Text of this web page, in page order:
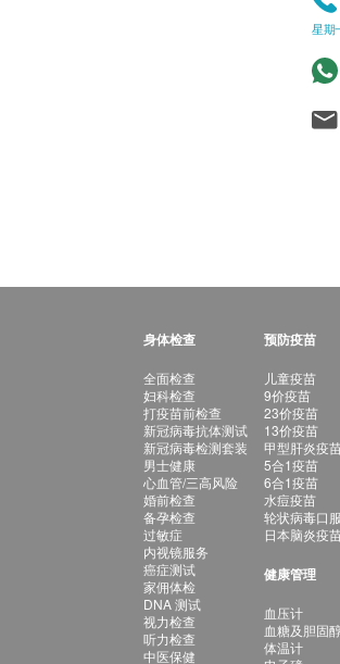
星期
身体检查
全面检查
妇科检查
打疫苗前检查
新冠病毒抗体测试
新冠病毒检测套装
男士健康
心血管/三高风险
婚前检查
备孕检查
过敏症
内视镜服务
癌症测试
家佣体检
DNA 测试
视力检查
听力检查
中医保健
预防疫苗
儿童疫苗
9价疫苗
23价疫苗
13价疫苗
甲型肝炎疫
5合1疫苗
6合1疫苗
水痘疫苗
轮状病毒口
日本脑炎疫
健康管理
血压计
血糖及胆固
体温计